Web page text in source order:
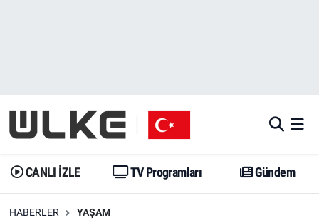
CANLI İZLE TV Programları Gündem
HABERLER YAŞAM
Gündem
Dünya
Gündem
Trend
İstanbul Namaz Vakitleri
Trafik Durumu